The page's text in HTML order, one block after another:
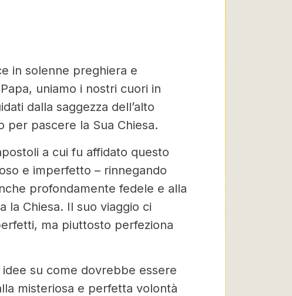
in solenne preghiera e
uniamo i nostri cuori in
dalla saggezza dell’alto
per pascere la Sua Chiesa.
a cui fu affidato questo
e imperfetto – rinnegando
profondamente fedele e alla
la Chiesa. Il suo viaggio ci
ma piuttosto perfeziona
su come dovrebbe essere
misteriosa e perfetta volontà